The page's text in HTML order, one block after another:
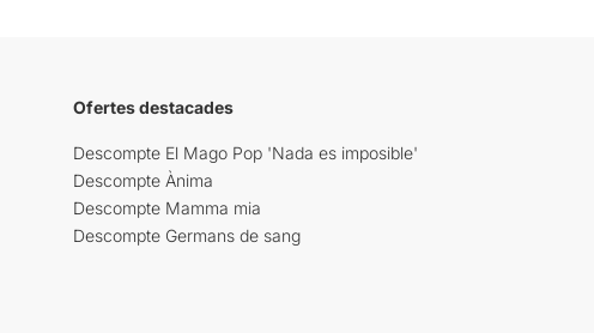
Ofertes destacades
Descompte El Mago Pop 'Nada es imposible'
Descompte Ànima
Descompte Mamma mia
Descompte Germans de sang